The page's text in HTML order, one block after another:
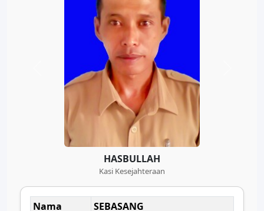
HASBULLAH
Kasi Kesejahteraan
Nama
SEBASANG